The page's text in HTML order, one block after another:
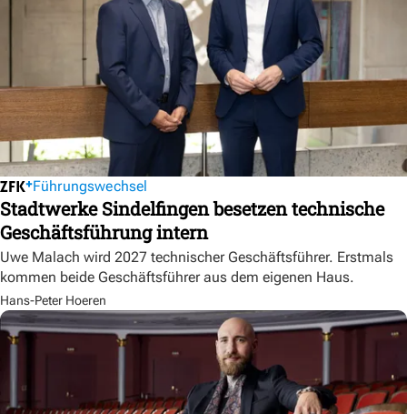
Führungswechsel
Stadtwerke Sindelfingen besetzen technische
Geschäftsführung intern
Uwe Malach wird 2027 technischer Geschäftsführer. Erstmals
kommen beide Geschäftsführer aus dem eigenen Haus.
Hans-Peter Hoeren